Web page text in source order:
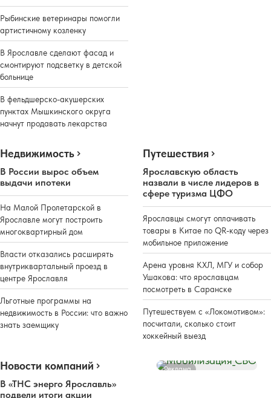
Рыбинские ветеринары помогли
артистичному козленку
В Ярославле сделают фасад и
смонтируют подсветку в детской
больнице
В фельдшерско-акушерских
пунктах Мышкинского округа
начнут продавать лекарства
Недвижимость
В России вырос объем
выдачи ипотеки
На Малой Пролетарской в
Ярославле могут построить
многоквартирный дом
Власти отказались расширять
внутриквартальный проезд в
центре Ярославля
Льготные программы на
недвижимость в России: что важно
знать заемщику
Путешествия
Ярославскую область
назвали в числе лидеров в
сфере туризма ЦФО
Ярославцы смогут оплачивать
товары в Китае по QR-коду через
мобильное приложение
Арена уровня КХЛ, МГУ и собор
Ушакова: что ярославцам
посмотреть в Саранске
Путешествуем с «Локомотивом»:
посчитали, сколько стоит
хоккейный выезд
Новости компаний
В «ТНС энерго Ярославль»
подвели итоги акции
Реклама